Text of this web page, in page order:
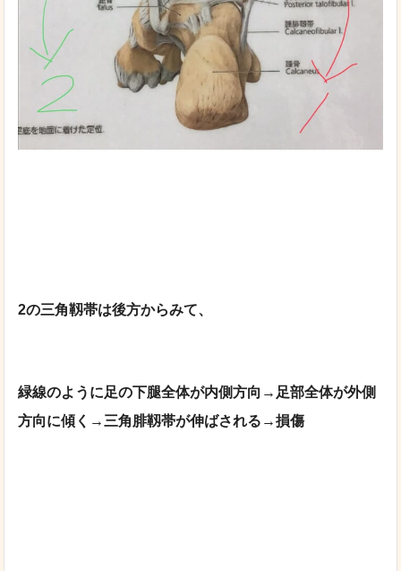
2の三角靱帯は後方からみて、
緑線のように足の下腿全体が内側方向→足部全体が外側
方向に傾く→三角腓靱帯が伸ばされる→損傷